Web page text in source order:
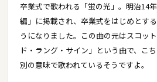
卒業式で歌われる「蛍の光」。明治14
編」に掲載され、卒業式をはじめとす
うになりました。この曲の元はスコッ
ド・ラング・サイン」という曲で、こ
別の意味で歌われているそうですよ。